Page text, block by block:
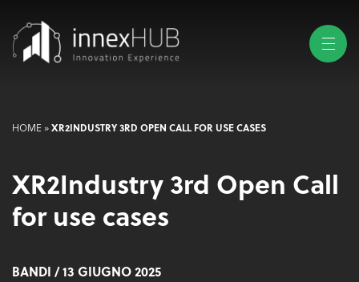
HOME »XR2INDUSTRY 3RD OPEN CALL FOR USE CASES
XR2Industry 3rd Open Call
for use cases
BANDI / 13 GIUGNO 2025